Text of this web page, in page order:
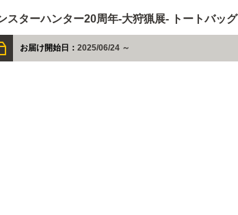
スターハンター20周年-大狩猟展- トートバッグ
お届け開始日： 2025/06/24 ～